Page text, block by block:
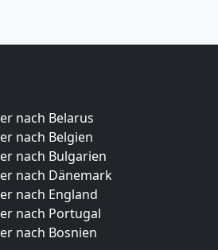
nach Belarus
nach Belgien
nach Bulgarien
nach Dänemark
nach England
nach Portugal
nach Bosnien